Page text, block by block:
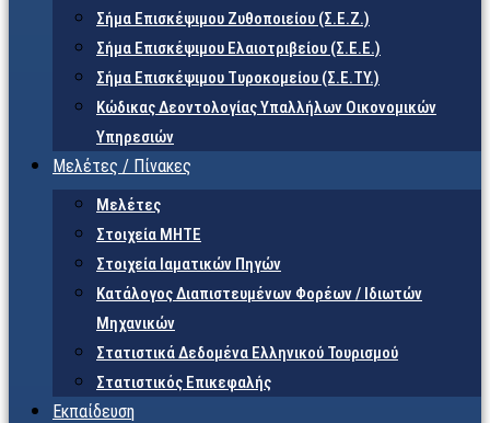
Σήμα Επισκέψιμου Ζυθοποιείου (Σ.Ε.Ζ.)
Σήμα Επισκέψιμου Ελαιοτριβείου (Σ.Ε.Ε.)
Σήμα Επισκέψιμου Τυροκομείου (Σ.Ε.TY.)
Κώδικας Δεοντολογίας Υπαλλήλων Οικονομικών
Υπηρεσιών
Μελέτες / Πίνακες
Μελέτες
Στοιχεία ΜΗΤΕ
Στοιχεία Ιαματικών Πηγών
Κατάλογος Διαπιστευμένων Φορέων / Ιδιωτών
Μηχανικών
Στατιστικά Δεδομένα Ελληνικού Τουρισμού
Στατιστικός Επικεφαλής
Εκπαίδευση